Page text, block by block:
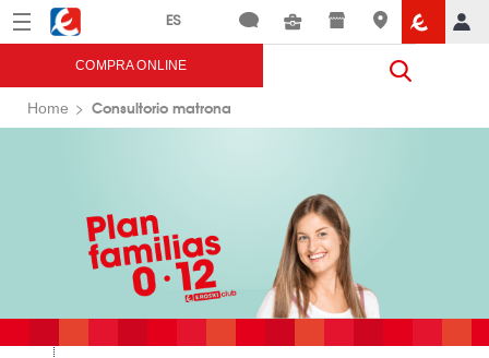
Menú Eroski
COMPRA ONLINE
Home Consultorio matrona